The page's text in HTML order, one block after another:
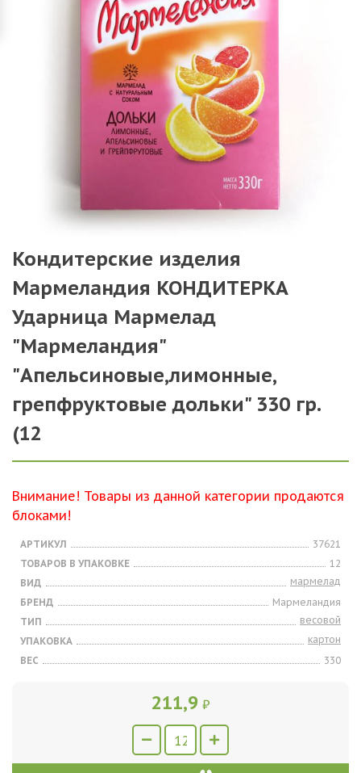
Кондитерские изделия
Мармеландия КОНДИТЕРКА
Ударница Мармелад
"Мармеландия"
"Апельсиновые,лимонные,
грепфруктовые дольки" 330 гр.
(12
Внимание! Товары из данной категории продаются
блоками!
АРТИКУЛ
37621
ТОВАРОВ В УПАКОВКЕ
12
ВИД
мармелад
БРЕНД
Мармеландия
ТИП
весовой
УПАКОВКА
картон
ВЕС
330
211,9 ₽